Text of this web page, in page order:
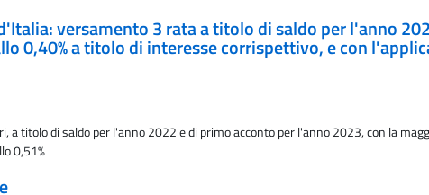
versamento 3 rata a titolo di saldo per l'anno
0,40% a titolo di interesse corrispettivo, e con
titolo di saldo per l'anno 2022 e di primo acconto per l'anno 2023, con la
0,51%